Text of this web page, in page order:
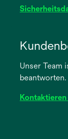
neuen
Registerkarte
Unser Team
beantworten.
Kontaktieren